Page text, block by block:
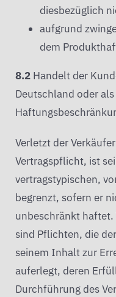
diesbezüglich
aufgrund
dem
8.2 Handelt der
Deutschland oder
Verletzt der
Vertragspflicht, ist
vertragstypischen,
begrenzt, sofern er
unbeschränkt
sind Pflichten, die
seinem Inhalt zur
auferlegt, deren
Durchführung des